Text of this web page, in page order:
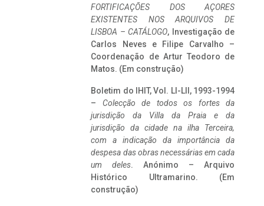
FORTIFICAÇÕES DOS AÇORES
EXISTENTES NOS ARQUIVOS DE
LISBOA – CATÁLOGO, Investigação de
Carlos Neves e Filipe Carvalho –
Coordenação de Artur Teodoro de
Matos. (Em construção)
Boletim do IHIT, Vol. LI-LII, 1993-1994
– Colecção de todos os fortes da
jurisdição da Villa da Praia e da
jurisdição da cidade na ilha Terceira,
com a indicação da importância da
despesa das obras necessárias em cada
um deles. Anónimo – Arquivo
Histórico Ultramarino. (Em
construção)